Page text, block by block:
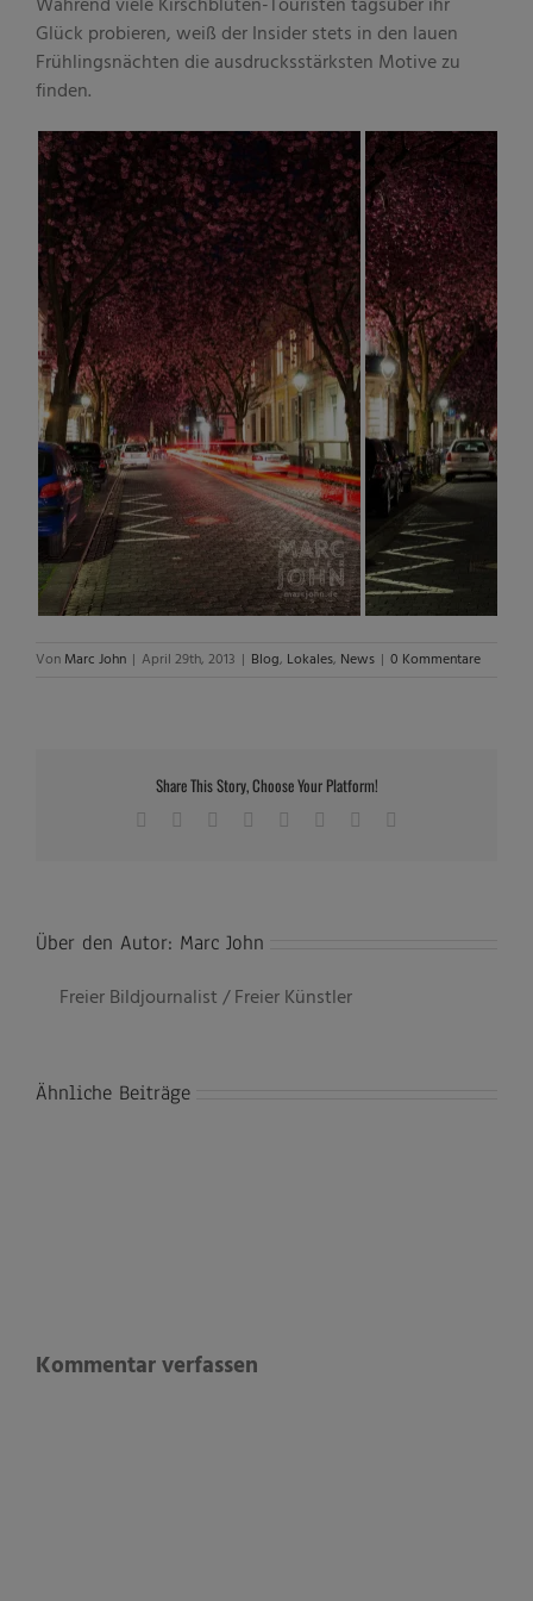
Glück probieren, weiß der Insider stets in den lauen
Frühlingsnächten die ausdrucksstärksten Motive zu
finden.
Von Marc John | April 29th, 2013 | Blog, Lokales, News | 0 Kommentare
Share This Story, Choose Your Platform!
Facebook
TwitterReddit LinkedInWhatsApp
TumblrPinterest
Über den Autor: Marc John
Freier Bildjournalist / Freier Künstler
Ähnliche Beiträge
Kommentar verfassen